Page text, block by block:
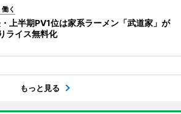
く
上半期PV1位は家系ラーメン「武道家」が
ライス無料化
もっと見る